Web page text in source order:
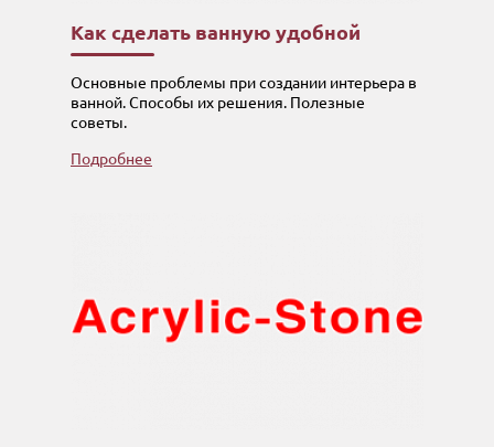
Как сделать ванную удобной
Основные проблемы при создании интерьера в
ванной. Способы их решения. Полезные
советы.
Подробнее